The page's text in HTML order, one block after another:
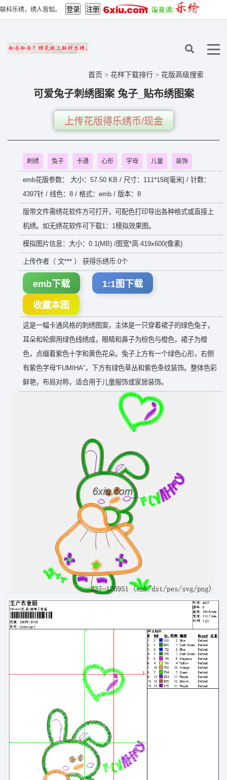
联科乐绣，绣人皆知。
首页 > 花样下载排行 > 花版高级搜索
可爱兔子刺绣图案 兔子_贴布绣图案
上传花版得乐绣币/现金
刺绣 兔子 卡通 心形 字母 儿童 装饰
emb花版参数： 大小：57.50 KB / 尺寸：111*158[毫米] / 针数：
4397针 / 线色：8 / 格式：emb / 版本：8
版带文件需绣花软件方可打开，可配色打印导出各种格式或直接上
机绣。如无绣花软件可下载1：1模拟效果图。
模拟图片信息：大小：0.1(MB) /图宽*高:419x600(像素)
上传作者（ 文*** ） 获得乐绣币:0个
emb下载 1:1图下载
收藏本图
这是一幅卡通风格的刺绣图案，主体是一只穿着裙子的绿色兔子，
耳朵和轮廓用绿色线绣成，眼睛和鼻子为棕色与橙色，裙子为橙
色，点缀着紫色十字和黄色花朵。兔子上方有一个绿色心形，右侧
有紫色字母“FUMIHA”，下方有绿色草丛和紫色条纹装饰。整体色彩
鲜艳，布局对称，适合用于儿童服饰或家居装饰。